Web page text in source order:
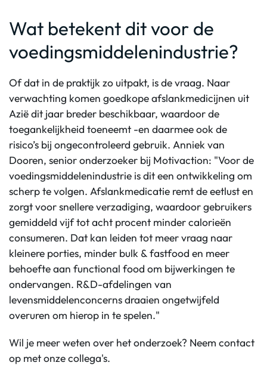
Wat betekent dit voor de
voedingsmiddelenindustrie?
Of dat in de praktijk zo uitpakt, is de vraag. Naar
verwachting komen goedkope afslankmedicijnen uit
Azië dit jaar breder beschikbaar, waardoor de
toegankelijkheid toeneemt -en daarmee ook de
risico’s bij ongecontroleerd gebruik. Anniek van
Dooren, senior onderzoeker bij Motivaction: "Voor de
voedingsmiddelenindustrie is dit een ontwikkeling om
scherp te volgen. Afslankmedicatie remt de eetlust en
zorgt voor snellere verzadiging, waardoor gebruikers
gemiddeld vijf tot acht procent minder calorieën
consumeren. Dat kan leiden tot meer vraag naar
kleinere porties, minder bulk & fastfood en meer
behoefte aan functional food om bijwerkingen te
ondervangen. R&D-afdelingen van
levensmiddelenconcerns draaien ongetwijfeld
overuren om hierop in te spelen."
Wil je meer weten over het onderzoek? Neem contact
op met onze collega's.